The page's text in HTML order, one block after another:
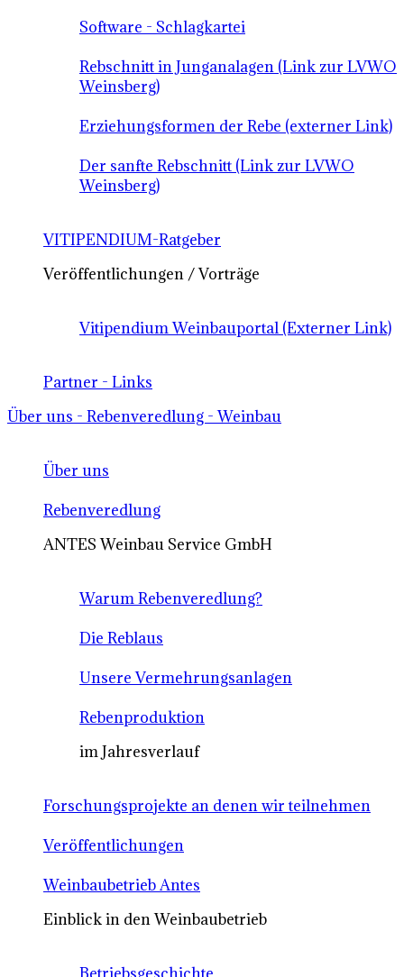
Software - Schlagkartei
Rebschnitt in Junganalagen (Link zur LVWO
Weinsberg)
Erziehungsformen der Rebe (externer Link)
Der sanfte Rebschnitt (Link zur LVWO
Weinsberg)
VITIPENDIUM-Ratgeber
Veröffentlichungen / Vorträge
Vitipendium Weinbauportal (Externer Link)
Partner - Links
Über uns - Rebenveredlung - Weinbau
Über uns
Rebenveredlung
ANTES Weinbau Service GmbH
Warum Rebenveredlung?
Die Reblaus
Unsere Vermehrungsanlagen
Rebenproduktion
im Jahresverlauf
Forschungsprojekte an denen wir teilnehmen
Veröffentlichungen
Weinbaubetrieb Antes
Einblick in den Weinbaubetrieb